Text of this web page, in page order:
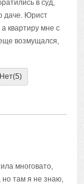
в суд,
даче. Юрист
квартиру мне с
возмущался,
Нет(5)
многовато,
но там я не знаю,